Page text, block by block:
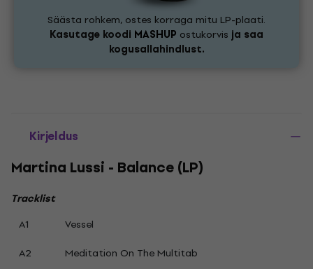
Säästa rohkem, ostes korraga mitu LP-plaati.
Kasutage koodi MASHUP ostukorvis ja saa
kogusallahindlust.
Kirjeldus
Martina Lussi - Balance (LP)
Tracklist
A1
Vessel
A2
Meditation On The Multitab